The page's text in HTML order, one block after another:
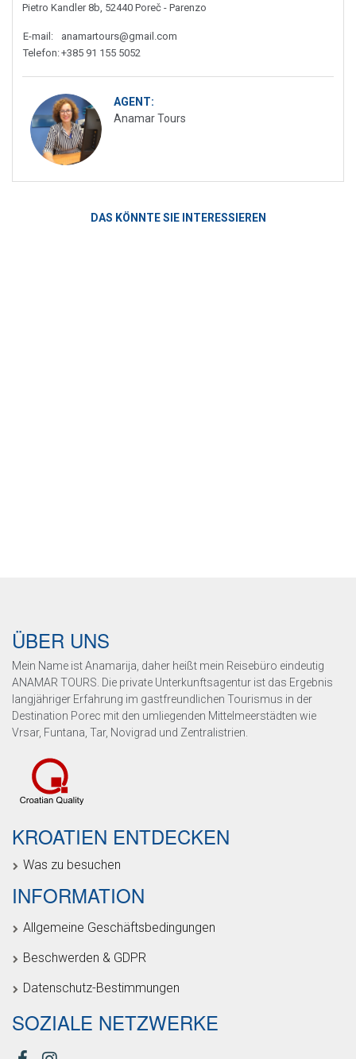
Pietro Kandler 8b, 52440 Poreč - Parenzo
E-mail:
anamartours@gmail.com
Telefon:+385 91 155 5052
AGENT:
Anamar Tours
DAS KÖNNTE SIE INTERESSIEREN
ÜBER UNS
Mein Name ist Anamarija, daher heißt mein Reisebüro eindeutig
ANAMAR TOURS. Die private Unterkunftsagentur ist das Ergebnis
langjähriger Erfahrung im gastfreundlichen Tourismus in der
Destination Porec mit den umliegenden Mittelmeerstädten wie
Vrsar, Funtana, Tar, Novigrad und Zentralistrien.
KROATIEN ENTDECKEN
Was zu besuchen
INFORMATION
Allgemeine Geschäftsbedingungen
Beschwerden & GDPR
Datenschutz-Bestimmungen
SOZIALE NETZWERKE